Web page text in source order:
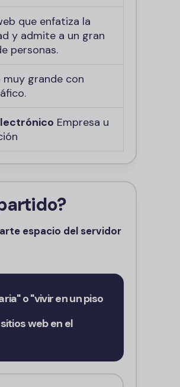
que enfatiza la
y admite a un gran
personas.
grande con
Empresa u
espacio del servidor
o "vivir en un piso
web en el